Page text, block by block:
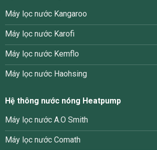
Máy lọc nước Kangaroo
Máy lọc nước Karofi
Máy lọc nước Kemflo
Máy lọc nước Haohsing
Hệ thông nước nóng Heatpump
Máy lọc nước A.O Smith
Máy lọc nước Comath